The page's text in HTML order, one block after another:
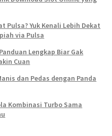
Pulsa? Yuk Kenali Lebih Dekat
via Pulsa
Lengkap Biar Gak
Cuan
dan Pedas dengan Panda
Kombinasi Turbo Sama